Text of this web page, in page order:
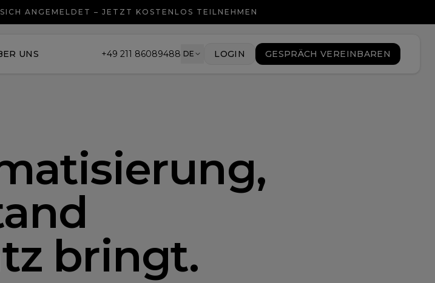
ANGEMELDET – JETZT KOSTENLOS TEILNEHMEN
UNS +49 211 86089488 DE LOGIN GESPRÄCH VEREINBAREN
bringt.